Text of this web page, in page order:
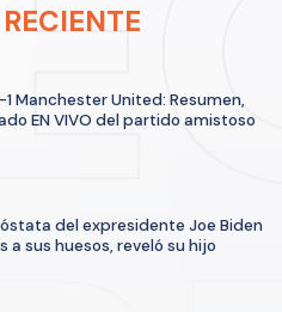
1 Manchester United: Resumen,
EN VIVO del partido amistoso
del expresidente Joe Biden
a sus huesos, reveló su hijo